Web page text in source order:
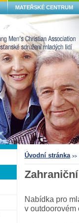
MATEŘSKÉ CENTRUM
Úvodní stránka >>